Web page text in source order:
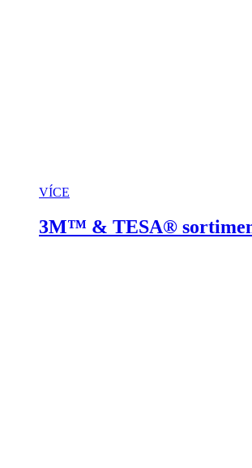
VÍCE
3M™ & TESA®